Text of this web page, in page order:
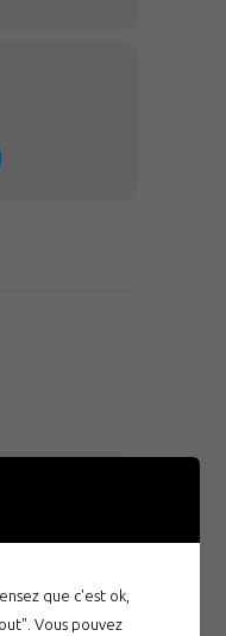
que c'est ok,
Vous pouvez